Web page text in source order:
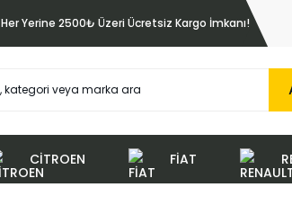
Yerine 2500₺ Üzeri Ücretsiz Kargo İmkanı!
CİTROEN FİAT